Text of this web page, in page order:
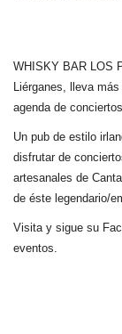
WHISKY BAR LOS
Liérganes, lleva más
agenda de
Un pub de estilo
disfrutar de
artesanales de
de éste legendario/
Visita y sigue su
eventos.